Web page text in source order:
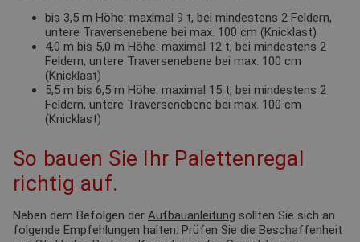
bis 3,5 m Höhe: maximal 9 t, bei mindestens 2 Feldern,
untere Traversenebene bei max. 100 cm (Knicklast)
4,0 m bis 5,0 m Höhe: maximal 12 t, bei mindestens 2
Feldern, untere Traversenebene bei max. 100 cm
(Knicklast)
5,5 m bis 6,5 m Höhe: maximal 15 t, bei mindestens 2
Feldern, untere Traversenebene bei max. 100 cm
(Knicklast)
So bauen Sie Ihr Palettenregal
richtig auf.
Neben dem Befolgen der Aufbauanleitung sollten Sie sich an
folgende Empfehlungen halten: Prüfen Sie die Beschaffenheit